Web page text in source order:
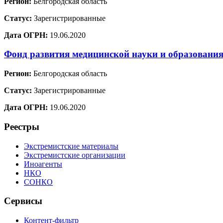
Статус: Зарегистрированные
Дата ОГРН: 19.06.2020
Фонд развития медицинской науки и
Регион: Белгородская область
Статус: Зарегистрированные
Дата ОГРН: 19.06.2020
Реестры
Экстремистские материалы
Экстремистские организации
Иноагенты
НКО
СОНКО
Сервисы
Контент-фильтр